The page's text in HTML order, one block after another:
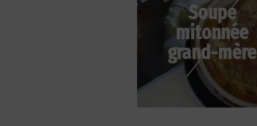
Soupe
mitonnée
grand-mère